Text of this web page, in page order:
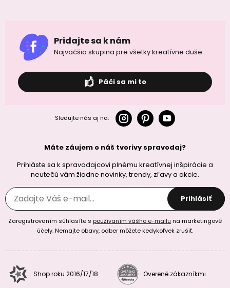
Pridajte sa k nám
Najväčšia skupina pre všetky kreatívne duše
Páči sa mi to
Sledujte nás aj na:
Máte záujem o náš tvorivy spravodaj?
Prihláste sa k spravodajcovi plnému kreatívnej inšpirácie a
neutečú vám žiadne novinky, trendy, zľavy a akcie.
Prihlásiť
Zaregistrovaním súhlasíte s používaním vášho e-mailu na marketingové
účely. Nemajte obavy, odber môžete kedykoľvek zrušiť.
Shop roku 2016/17/18 Overené zákazníkmi